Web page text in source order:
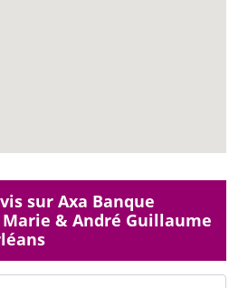
sur Axa Banque
Marie & André Guillaume